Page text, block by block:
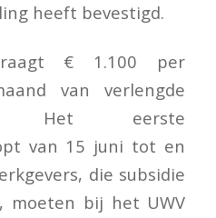
heeft bevestigd.
€ 1.100 per
van verlengde
Het eerste
van 15 juni tot en
die subsidie
moeten bij het UWV